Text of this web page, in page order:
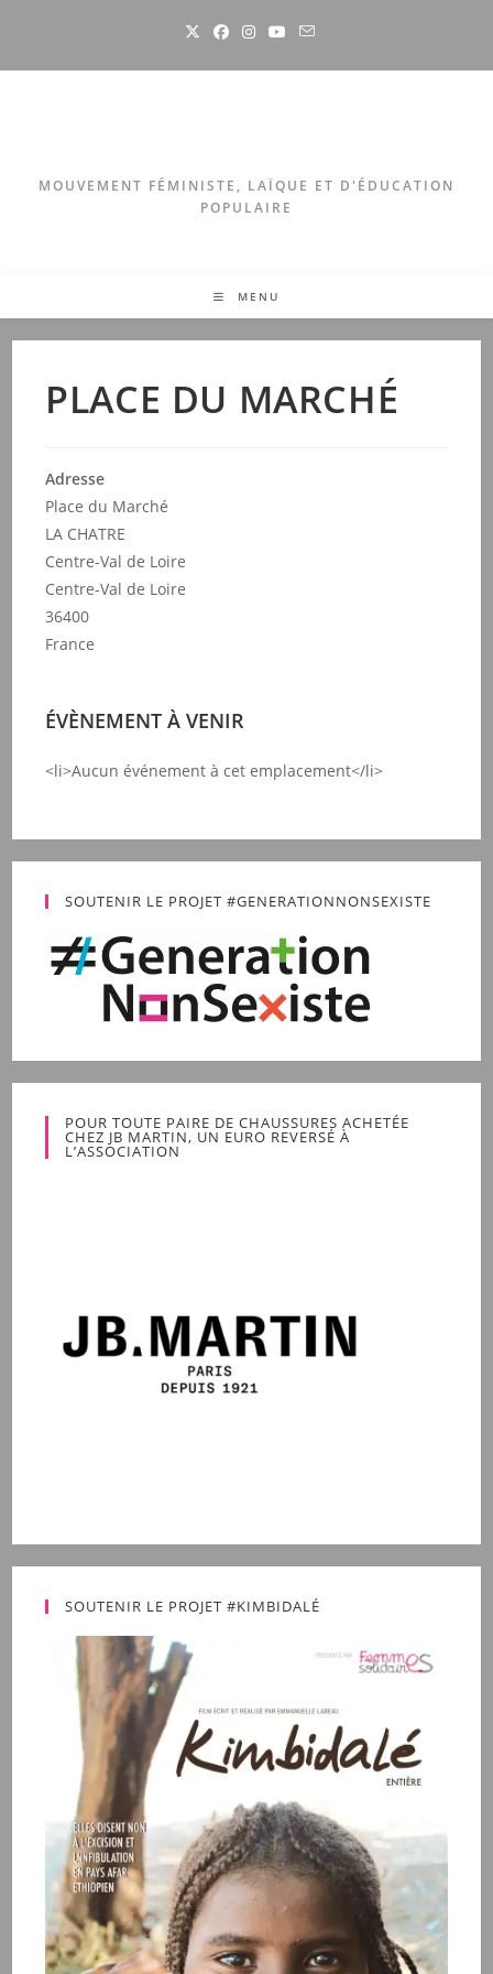
content
MOUVEMENT FÉMINISTE, LAÏQUE ET D'ÉDUCATION
POPULAIRE
MENU
PLACE DU MARCHÉ
Adresse
Place du Marché
LA CHATRE
Centre-Val de Loire
Centre-Val de Loire
36400
France
ÉVÈNEMENT À VENIR
<li>Aucun événement à cet emplacement</li>
SOUTENIR LE PROJET #GENERATIONNONSEXISTE
POUR TOUTE PAIRE DE CHAUSSURES ACHETÉE
CHEZ JB MARTIN, UN EURO REVERSÉ À
L’ASSOCIATION
SOUTENIR LE PROJET #KIMBIDALÉ